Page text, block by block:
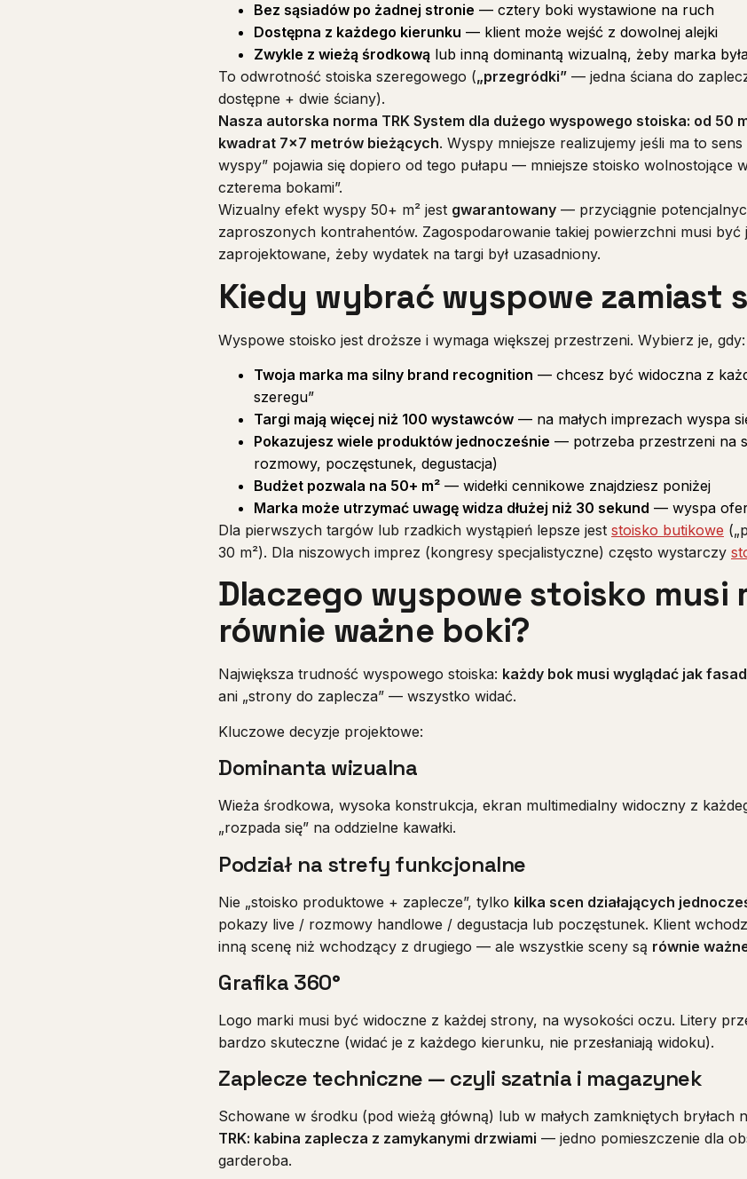
Bez sąsiadów po żadnej stronie — cztery boki wystawione na ruch
Dostępna z każdego kierunku — klient może wejść z dowolnej alejki
Zwykle z wieżą środkową lub inną dominantą wizualną, żeby marka
To odwrotność stoiska szeregowego („przegródki” — jedna ściana do
dostępne + dwie ściany).
Nasza autorska norma TRK System dla dużego wyspowego stoiska: od 50
kwadrat 7×7 metrów bieżących. Wyspy mniejsze realizujemy jeśli ma to
wyspy” pojawia się dopiero od tego pułapu — mniejsze stoisko wolnostojące
czterema bokami”.
Wizualny efekt wyspy 50+ m² jest gwarantowany — przyciągnie
zaproszonych kontrahentów. Zagospodarowanie takiej powierzchni musi być
zaprojektowane, żeby wydatek na targi był uzasadniony.
Kiedy wybrać wyspowe zamiast
Wyspowe stoisko jest droższe i wymaga większej przestrzeni. Wybierz je, gdy:
Twoja marka ma silny brand recognition — chcesz być widoczna z
szeregu”
Targi mają więcej niż 100 wystawców — na małych imprezach wyspa
Pokazujesz wiele produktów jednocześnie — potrzeba przestrzeni na
rozmowy, poczęstunek, degustacja)
Budżet pozwala na 50+ m² — widełki cennikowe znajdziesz poniżej
Marka może utrzymać uwagę widza dłużej niż 30 sekund — wyspa
Dla pierwszych targów lub rzadkich wystąpień lepsze jest stoisko butikowe
30 m²). Dla niszowych imprez (kongresy specjalistyczne) często wystarczy
Dlaczego wyspowe stoisko musi
równie ważne boki?
Największa trudność wyspowego stoiska: każdy bok musi wyglądać jak
ani „strony do zaplecza” — wszystko widać.
Kluczowe decyzje projektowe:
Dominanta wizualna
Wieża środkowa, wysoka konstrukcja, ekran multimedialny widoczny z
„rozpada się” na oddzielne kawałki.
Podział na strefy funkcjonalne
Nie „stoisko produktowe + zaplecze”, tylko kilka scen działających
pokazy live / rozmowy handlowe / degustacja lub poczęstunek. Klient
inną scenę niż wchodzący z drugiego — ale wszystkie sceny są równie
Grafika 360°
Logo marki musi być widoczne z każdej strony, na wysokości oczu. Litery
bardzo skuteczne (widać je z każdego kierunku, nie przesłaniają widoku).
Zaplecze techniczne — czyli szatnia i magazynek
Schowane w środku (pod wieżą główną) lub w małych zamkniętych bryłach
TRK: kabina zaplecza z zamykanymi drzwiami — jedno pomieszczenie dla
garderoba.